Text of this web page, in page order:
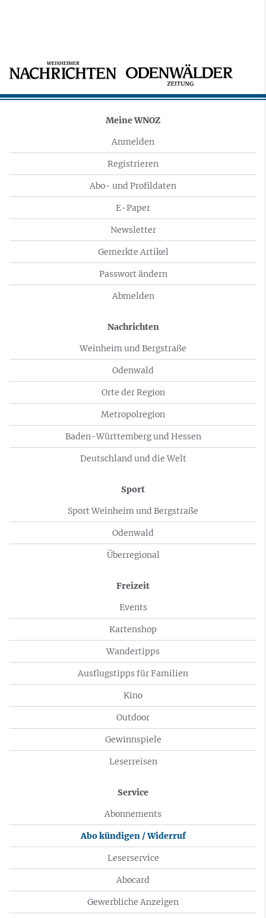
Meine WNOZ
Anmelden
Registrieren
Abo- und Profildaten
E-Paper
Newsletter
Gemerkte Artikel
Passwort ändern
Abmelden
Nachrichten
Weinheim und Bergstraße
Odenwald
Orte der Region
Metropolregion
Baden-Württemberg und Hessen
Deutschland und die Welt
Sport
Sport Weinheim und Bergstraße
Odenwald
Überregional
Freizeit
Events
Kartenshop
Wandertipps
Ausflugstipps für Familien
Kino
Outdoor
Gewinnspiele
Leserreisen
Service
Abonnements
Abo kündigen / Widerruf
Leserservice
Abocard
Gewerbliche Anzeigen